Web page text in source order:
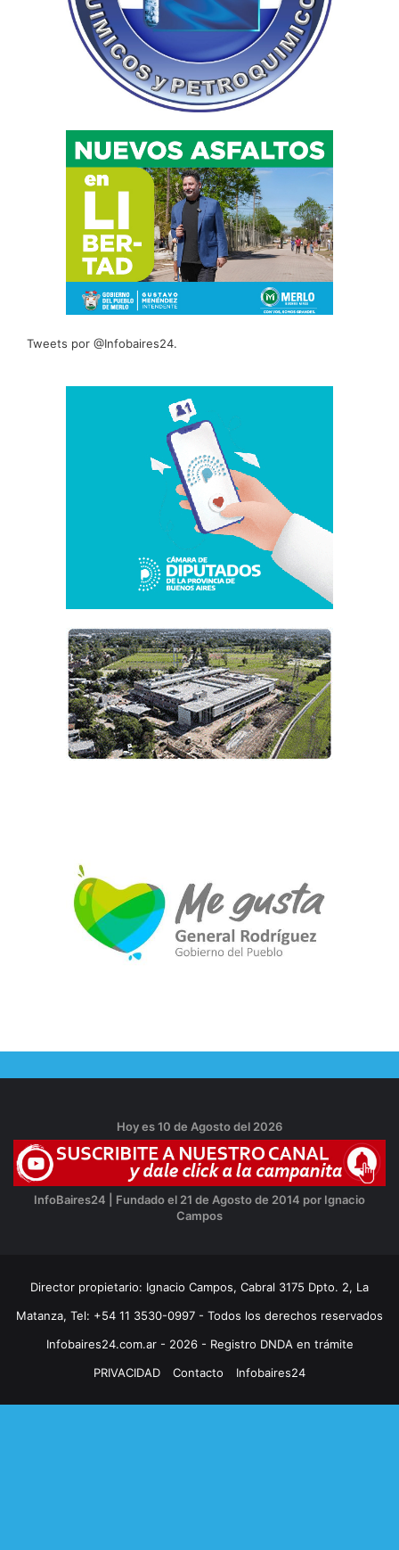
Tweets por @Infobaires24.
Hoy es 10 de Agosto del 2026
InfoBaires24 | Fundado el 21 de Agosto de 2014 por Ignacio
Campos
Director propietario: Ignacio Campos, Cabral 3175 Dpto. 2, La
Matanza, Tel: +54 11 3530-0997 - Todos los derechos reservados
Infobaires24.com.ar - 2026 - Registro DNDA en trámite
PRIVACIDAD
Contacto Infobaires24